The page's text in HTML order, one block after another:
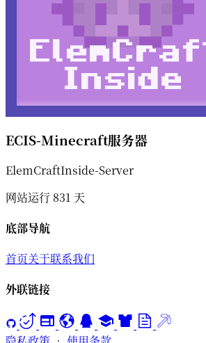
ECIS-Minecraft服务器
ElemCraftInside-Server
网站运行 831 天
底部导航
首页关于联系我们
外联链接